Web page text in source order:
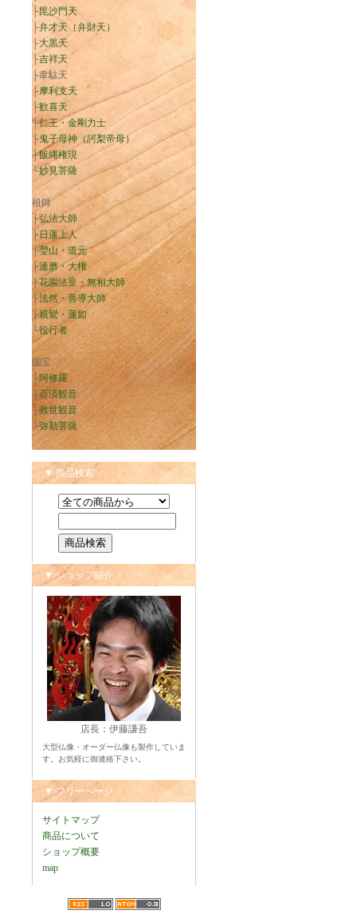
├毘沙門天
├弁才天（弁財天）
├大黒天
├吉祥天
├韋駄天
├摩利支天
├歓喜天
├仁王・金剛力士
├鬼子母神（訶梨帝母）
├飯縄権現
└妙見菩薩
祖師
├弘法大師
├日蓮上人
├瑩山・道元
├達磨・大権
├花園法皇・無相大師
├法然・善導大師
├親鸞・蓮如
└役行者
国宝
├阿修羅
├百済観音
├救世観音
└弥勒菩薩
▼ 商品検索
▼ ショップ紹介
店長：伊藤謙吾
大型仏像・オーダー仏像も製作していま
す。お気軽に御連絡下さい。
▼ フリーページ
サイトマップ
商品について
ショップ概要
map